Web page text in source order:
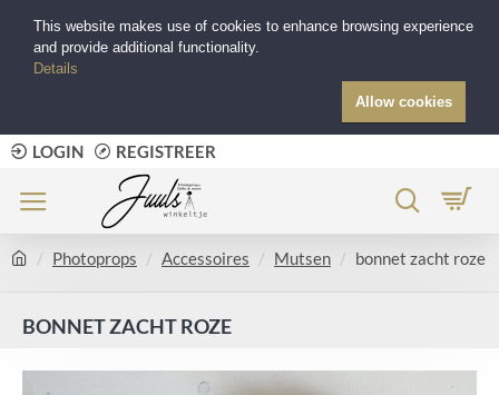
LOGIN REGISTREER
Photoprops Accessoires Mutsen bonnet zacht roze
BONNET ZACHT ROZE
This website makes use of cookies to enhance browsing experience
and provide additional functionality.
Details
Allow cookies